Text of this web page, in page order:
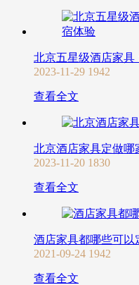
北京五星级酒店家具
2023-11-29 1942
查看全文
北京酒店家具定做哪
2023-11-20 1830
查看全文
酒店家具都哪些可以
2021-09-24 1942
查看全文